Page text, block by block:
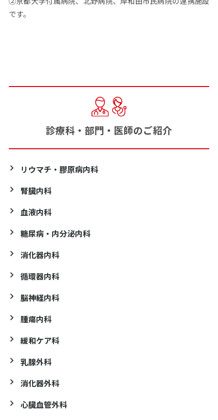
です。
診療科・部門・医師のご紹介
リウマチ・膠原病内科
腎臓内科
血液内科
糖尿病・内分泌内科
消化器内科
循環器内科
脳神経内科
腫瘍内科
緩和ケア科
乳腺外科
消化器外科
心臓血管外科